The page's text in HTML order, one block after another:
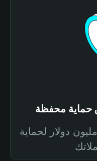
صندوق حماية بقيمة 300 مليون دولار لحماية